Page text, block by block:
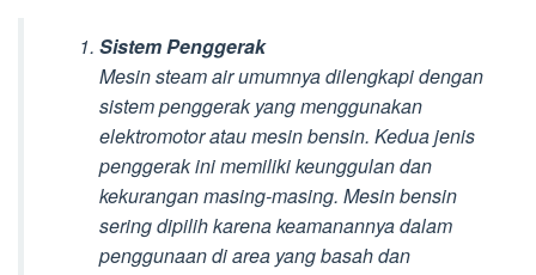
Sistem Penggerak
Mesin steam air umumnya dilengkapi dengan
sistem penggerak yang menggunakan
elektromotor atau mesin bensin. Kedua jenis
penggerak ini memiliki keunggulan dan
kekurangan masing-masing. Mesin bensin
sering dipilih karena keamanannya dalam
penggunaan di area yang basah dan